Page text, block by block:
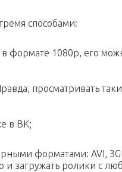
способами:
формате 1080p, его
просматривать
в ВК;
форматами: AVI,
загружать ролики с